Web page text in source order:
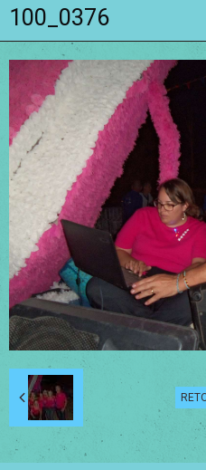
Groupe Démo - Animations
PHOTOS
BONUS
Contact
Annuaire
100_0376